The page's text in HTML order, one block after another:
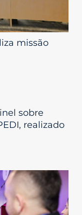
missão
sobre
realizado